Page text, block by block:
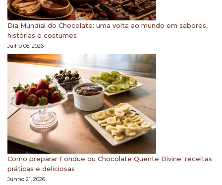
Dia Mundial do Chocolate: uma volta ao mundo em sabores,
histórias e costumes
Julho 06, 2026
Como preparar Fondue ou Chocolate Quente Divine: receitas
práticas e deliciosas
Junho 21, 2026